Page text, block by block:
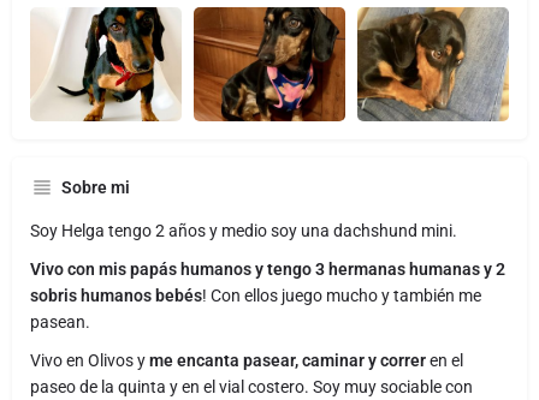
Sobre mi
Soy Helga tengo 2 años y medio soy una dachshund mini.
Vivo con mis papás humanos y tengo 3 hermanas humanas y 2
sobris humanos bebés! Con ellos juego mucho y también me
pasean.
Vivo en Olivos yme encanta pasear, caminar y correren el
paseo de la quinta y en el vial costero. Soy muy sociable con